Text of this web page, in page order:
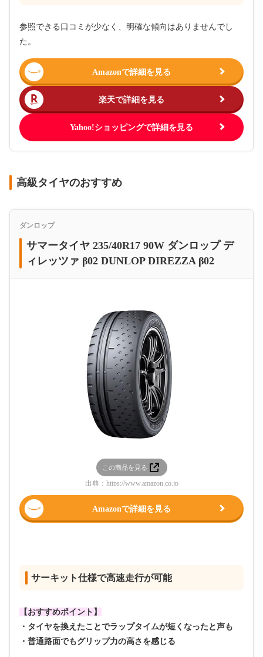
参照できる口コミが少なく、明確な傾向はありませんでし
た。
Amazonで詳細を見る
楽天で詳細を見る
Yahoo!ショッピングで詳細を見る
高級タイヤのおすすめ
ダンロップ
サマータイヤ 235/40R17 90W ダンロップ デ
ィレッツァ β02 DUNLOP DIREZZA β02
この商品を見る
出典： https://www.amazon.co.jp
Amazonで詳細を見る
サーキット仕様で高速走行が可能
【おすすめポイント】
・タイヤを換えたことでラップタイムが短くなったと声も
・普通路面でもグリップ力の高さを感じる